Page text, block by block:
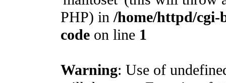
PHP) in/home/httpd/cgi-
code on line 1
Warning: Use of